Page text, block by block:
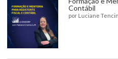
Contábil
por Luciane